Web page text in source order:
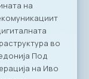
специјална
програма со
ексклузивни
бенефити која ќе
биде достапна во
сите наши локации